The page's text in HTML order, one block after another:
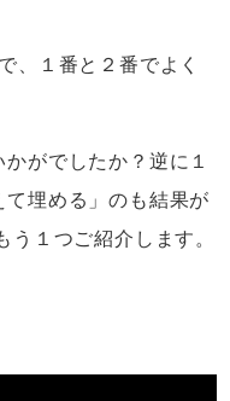
、１番と２番でよく
がでしたか？逆に１
埋める」のも結果が
１つご紹介します。